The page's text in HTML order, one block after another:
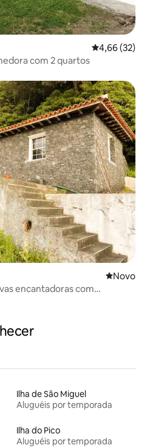
4,66 de uma
4,66 (32)
casa acolhedora com 2 quartos
Novo
Novo
encantadoras com
Ilha de São Miguel
Aluguéis por temporada
Ilha do Pico
Aluguéis por temporada